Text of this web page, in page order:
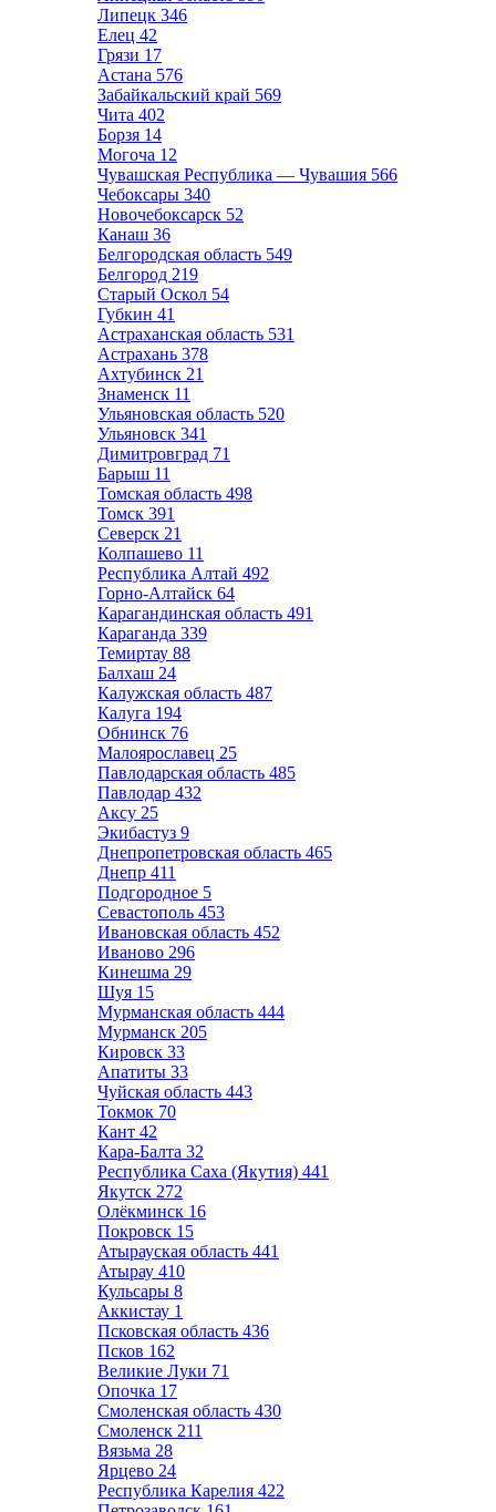
Липецк 346
Елец 42
Грязи 17
Астана 576
Забайкальский край 569
Чита 402
Борзя 14
Могоча 12
Чувашская Республика — Чувашия 566
Чебоксары 340
Новочебоксарск 52
Канаш 36
Белгородская область 549
Белгород 219
Старый Оскол 54
Губкин 41
Астраханская область 531
Астрахань 378
Ахтубинск 21
Знаменск 11
Ульяновская область 520
Ульяновск 341
Димитровград 71
Барыш 11
Томская область 498
Томск 391
Северск 21
Колпашево 11
Республика Алтай 492
Горно-Алтайск 64
Карагандинская область 491
Караганда 339
Темиртау 88
Балхаш 24
Калужская область 487
Калуга 194
Обнинск 76
Малоярославец 25
Павлодарская область 485
Павлодар 432
Аксу 25
Экибастуз 9
Днепропетровская область 465
Днепр 411
Подгородное 5
Севастополь 453
Ивановская область 452
Иваново 296
Кинешма 29
Шуя 15
Мурманская область 444
Мурманск 205
Кировск 33
Апатиты 33
Чуйская область 443
Токмок 70
Кант 42
Кара-Балта 32
Республика Саха (Якутия) 441
Якутск 272
Олёкминск 16
Покровск 15
Атырауская область 441
Атырау 410
Кульсары 8
Аккистау 1
Псковская область 436
Псков 162
Великие Луки 71
Опочка 17
Смоленская область 430
Смоленск 211
Вязьма 28
Ярцево 24
Республика Карелия 422